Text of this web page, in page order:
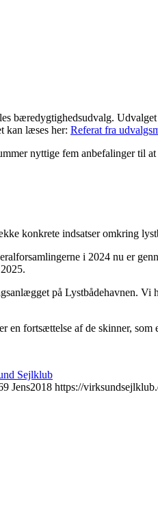
bæredygtighedsudvalg.
kan læses her: Referat fra
nyttige fem anbefalinger til
konkrete indsatser omkring
i 2024 nu er
på Lystbådehavnen.
en fortsættelse af de skinner, som
Sejlklub
Jens2018 https://